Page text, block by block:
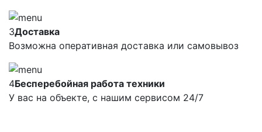
3Доставка
Возможна оперативная доставка или самовывоз
4Бесперебойная работа техники
У вас на объекте, с нашим сервисом 24/7